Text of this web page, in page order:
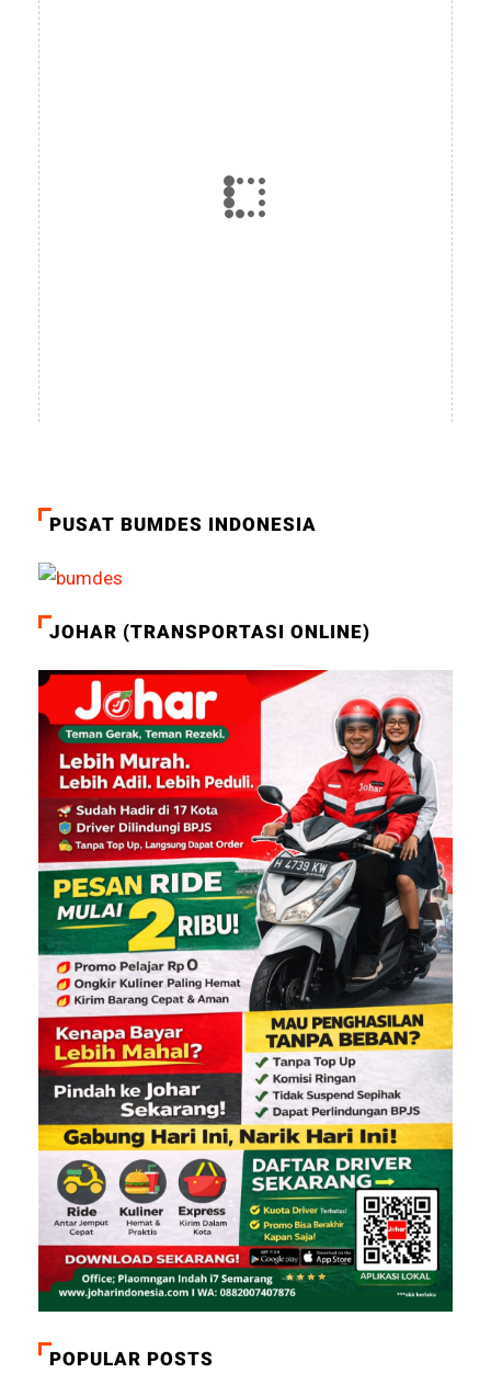
PUSAT BUMDES INDONESIA
JOHAR (TRANSPORTASI ONLINE)
POPULAR POSTS